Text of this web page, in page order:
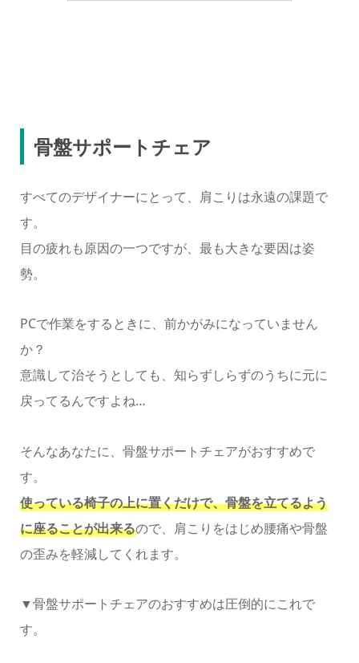
骨盤サポートチェア
すべてのデザイナーにとって、肩こりは永遠の課題で
す。
目の疲れも原因の一つですが、最も大きな要因は姿
勢。
PCで作業をするときに、前かがみになっていません
か？
意識して治そうとしても、知らずしらずのうちに元に
戻ってるんですよね…
そんなあなたに、骨盤サポートチェアがおすすめで
す。
使っている椅子の上に置くだけで、骨盤を立てるよう
に座ることが出来るので、肩こりをはじめ腰痛や骨盤
の歪みを軽減してくれます。
▼骨盤サポートチェアのおすすめは圧倒的にこれで
す。